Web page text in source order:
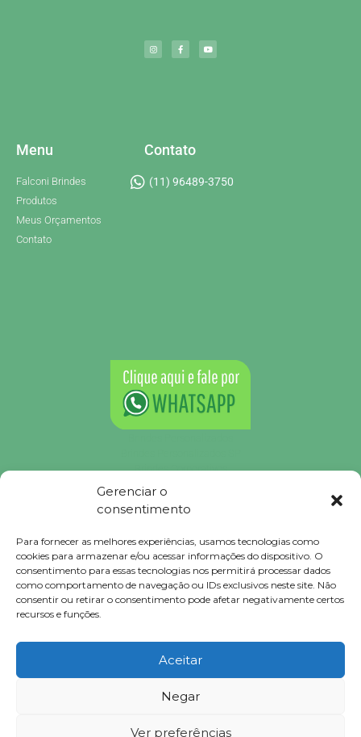
Gerenciar o
consentimento
Para fornecer as melhores experiências, usamos tecnologias como
cookies para armazenar e/ou acessar informações do dispositivo. O
consentimento para essas tecnologias nos permitirá processar dados
como comportamento de navegação ou IDs exclusivos neste site. Não
consentir ou retirar o consentimento pode afetar negativamente certos
recursos e funções.
Aceitar
Negar
Ver preferências
Menu
Falconi Brindes
Produtos
Meus Orçamentos
Contato
Contato
(11) 96489-3750
Brindes Corporativos
Brindes Corporativos SP
Brindes Promocionais
Brindes para Clientes
Brindes Executivos
Brindes Populares
Brindes © 2023 Todos Direitos Reservados.